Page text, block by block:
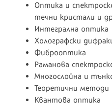
Оптика и
течни кристали и
Интегрална оптика
Холографски
Фиброоптика
Раманова
Многослойна и
Теоретични
Квантова оптика